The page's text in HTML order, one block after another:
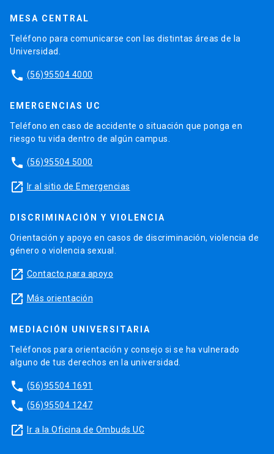
MESA CENTRAL
Teléfono para comunicarse con las distintas áreas de la
Universidad.
phone (56)95504 4000
EMERGENCIAS UC
Teléfono en caso de accidente o situación que ponga en
riesgo tu vida dentro de algún campus.
phone (56)95504 5000
launch Ir al sitio de Emergencias
DISCRIMINACIÓN Y VIOLENCIA
Orientación y apoyo en casos de discriminación, violencia de
género o violencia sexual.
launch Contacto para apoyo
launch Más orientación
MEDIACIÓN UNIVERSITARIA
Teléfonos para orientación y consejo si se ha vulnerado
alguno de tus derechos en la universidad.
phone (56)95504 1691
phone (56)95504 1247
launch Ir a la Oficina de Ombuds UC